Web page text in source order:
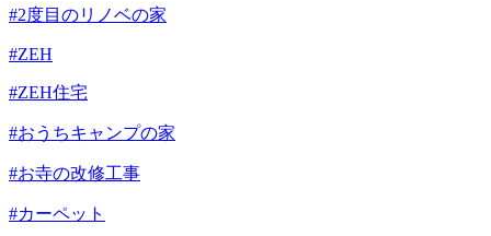
#2度目のリノベの家
#ZEH
#ZEH住宅
#おうちキャンプの家
#お寺の改修工事
#カーペット